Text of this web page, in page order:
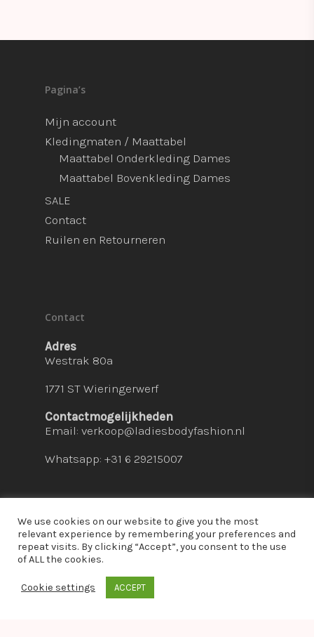
Pagina’s
Mijn account
Kledingmaten / Maattabel
Maattabel Onderkleding Dames
Maattabel Bovenkleding Dames
SALE
Contact
Ruilen en Retourneren
Contact
Adres
Westrak 80a
1771 ST Wieringerwerf
Contactmogelijkheden
Email: verkoop@ladiesbodyfashion.nl
Whatsapp: +31 6 29215007
© 2026 Ladies Bodyfashion. hosted by:
We use cookies on our website to give you the most
relevant experience by remembering your preferences and
repeat visits. By clicking “Accept”, you consent to the use
of ALL the cookies.
Cookie settings ACCEPT